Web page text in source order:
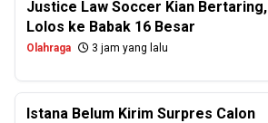
Justice Law Soccer Kian Bertaring,
Lolos ke Babak 16 Besar
Olahraga 3 jam yang lalu
Istana Belum Kirim Surpres Calon